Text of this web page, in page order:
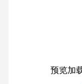
预览加